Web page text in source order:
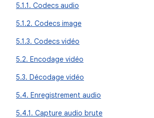
5.1.1. Codecs audio
5.1.2. Codecs image
5.1.3. Codecs vidéo
5.2. Encodage vidéo
5.3. Décodage vidéo
5.4. Enregistrement audio
5.4.1. Capture audio brute